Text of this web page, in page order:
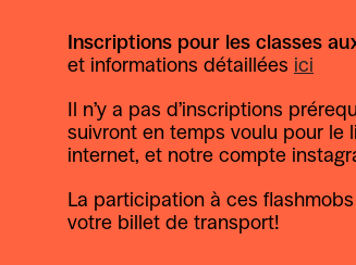
Inscriptions pour les classes
et informations détaillées ici
Il n’y a pas d’inscriptions
suivront en temps voulu pour le
internet, et notre compte
La participation à ces
votre billet de transport!